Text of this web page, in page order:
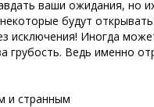
ваши ожидания, но
будут
исключения! Иногда
грубость. Ведь именно
и странным